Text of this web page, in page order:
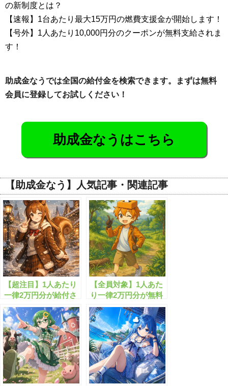
の新制度とは？
【速報】1台あたり最大15万円の燃費支援金が開始します！
【号外】1人あたり10,000円分のクーポンが無料支給されま
す！
助成金なうでは全国の給付金を検索できます。まずは無料
会員に登録してお試しください！
助成金なうはこちら
【助成金なう】人気記事・関連記事
【超注目】1人あたり
一律2万円分が給付さ
れまし!!
【全員対象】1人あた
り一律2万円分が無料
配布されます！